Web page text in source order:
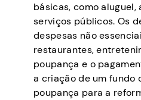
básicas, como aluguel,
serviços públicos. Os
despesas não
restaurantes,
poupança e o
a criação de um fundo
poupança para a